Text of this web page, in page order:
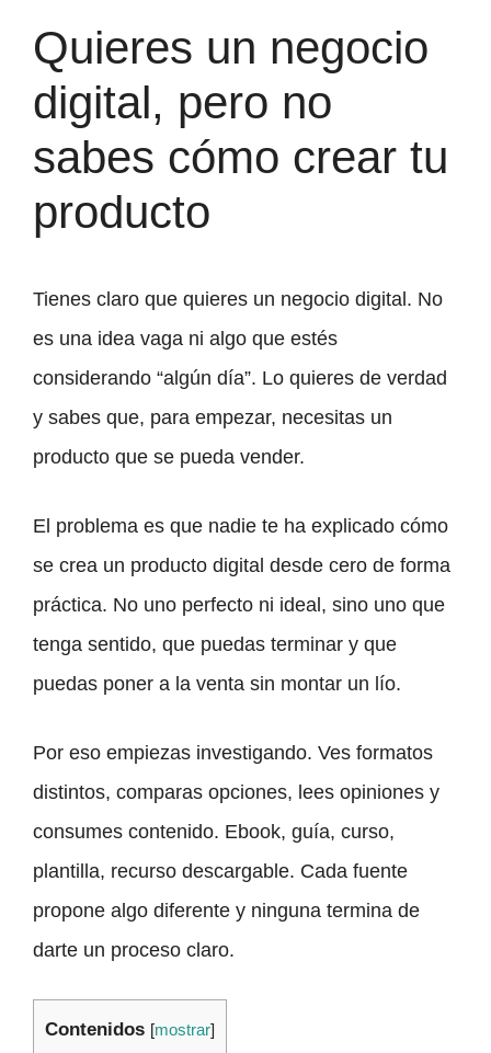
Quieres un negocio
digital, pero no
sabes cómo crear tu
producto
Tienes claro que quieres un negocio digital. No
es una idea vaga ni algo que estés
considerando “algún día”. Lo quieres de verdad
y sabes que, para empezar, necesitas un
producto que se pueda vender.
El problema es que nadie te ha explicado cómo
se crea un producto digital desde cero de forma
práctica. No uno perfecto ni ideal, sino uno que
tenga sentido, que puedas terminar y que
puedas poner a la venta sin montar un lío.
Por eso empiezas investigando. Ves formatos
distintos, comparas opciones, lees opiniones y
consumes contenido. Ebook, guía, curso,
plantilla, recurso descargable. Cada fuente
propone algo diferente y ninguna termina de
darte un proceso claro.
Contenidos [mostrar]